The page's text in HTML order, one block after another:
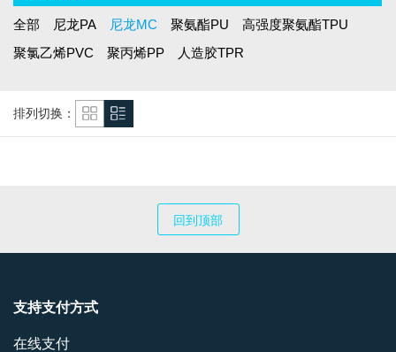
全部 尼龙PA 尼龙MC 聚氨酯PU
高强度聚氨酯TPU
聚氯乙烯PVC
聚丙烯PP 人造胶TPR
排列切换：
回到顶部
支持支付方式
在线支付